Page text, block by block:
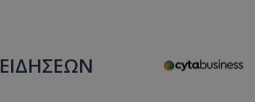
ΕΙΔΗΣΕΩΝ